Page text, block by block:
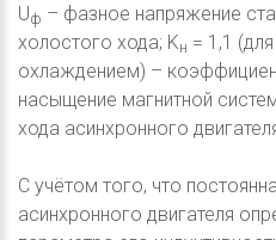
Uф – фазное напряжение
холостого хода; Kн = 1,1
охлаждением) –
насыщение магнитной
хода асинхронного
C учётом того, что
асинхронного двигателя